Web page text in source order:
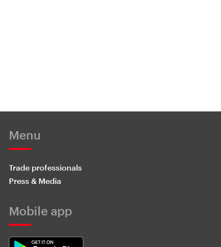
Menu
Trade professionals
Press & Media
Mobile app